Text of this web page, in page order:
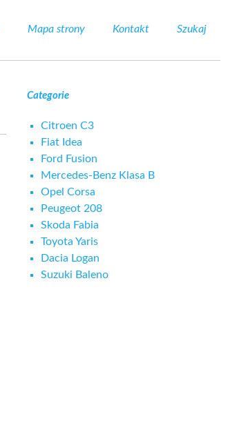
Mapa strony Kontakt Szukaj
Categorie
Citroen C3
Fiat Idea
Ford Fusion
Mercedes-Benz Klasa B
Opel Corsa
Peugeot 208
Skoda Fabia
Toyota Yaris
Dacia Logan
Suzuki Baleno